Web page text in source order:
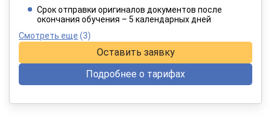
При оплате в рассрочку на 12 месяцев
Срок отправки оригиналов документов после
окончания обучения – 5 календарных дней
Смотреть еще (3)
Оставить заявку
Подробнее о тарифах